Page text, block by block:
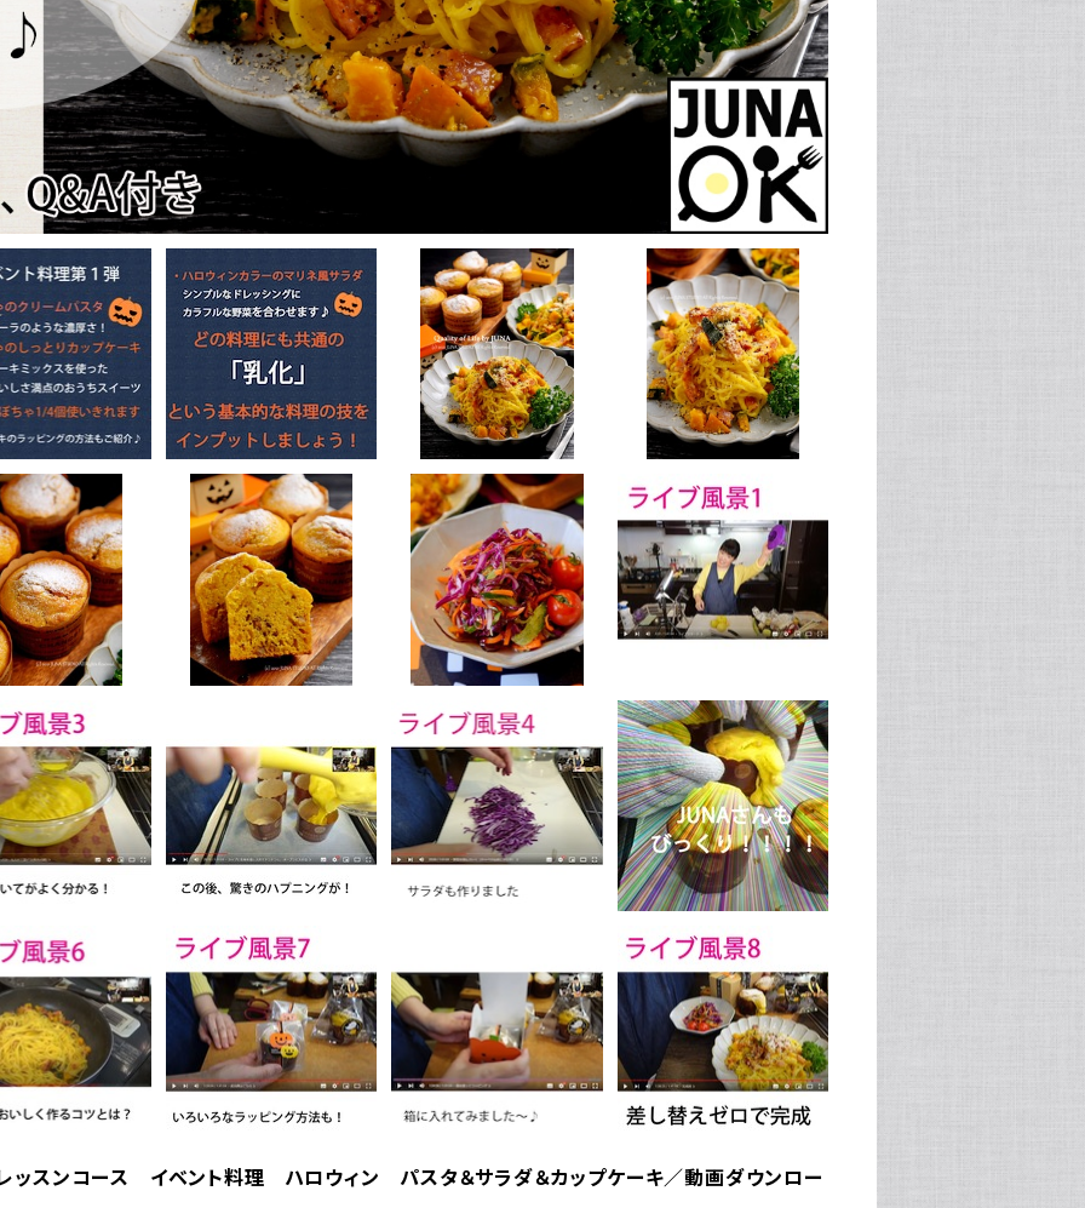
スンコース イベント料理 ハロウィン パスタ＆サラダ＆カップケーキ／動画ダウンロー